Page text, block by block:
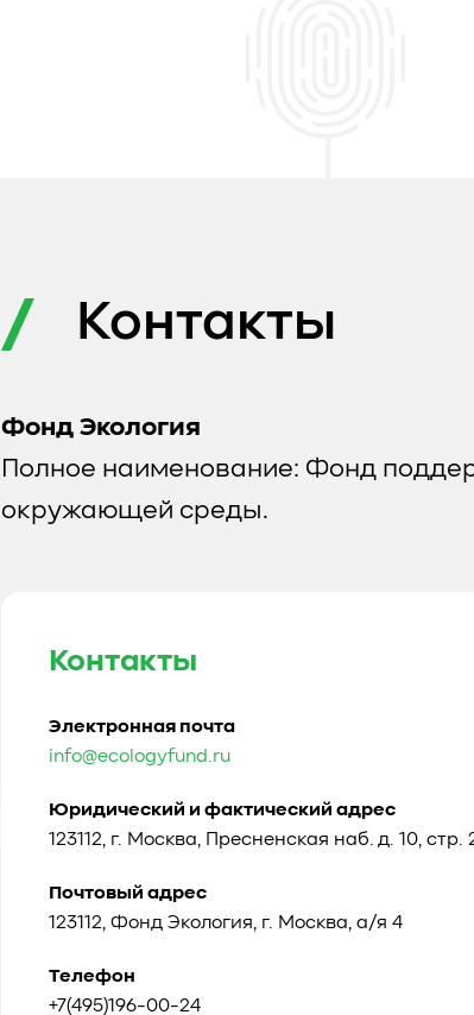
Контакты
Фонд Экология
Полное наименование: Фонд
окружающей среды.
Контакты
Электронная почта
info@ecologyfund.ru
Юридический и фактический адрес
123112, г. Москва, Пресненская наб. д. 10, стр.
Почтовый адрес
123112, Фонд Экология, г. Москва, а/я 4
Телефон
+7(495)196-00-24